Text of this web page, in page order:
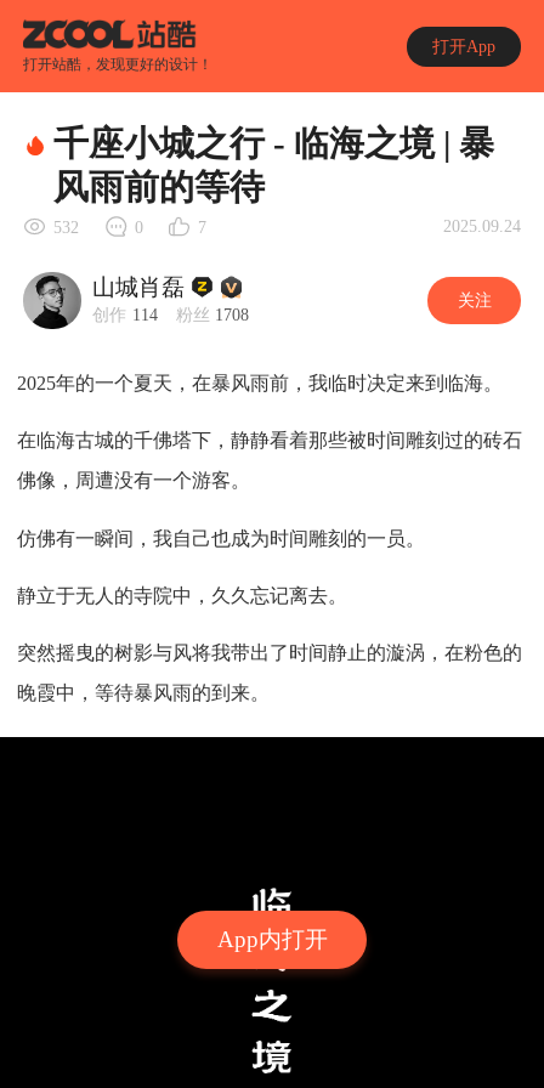
打开站酷，发现更好的设计！
打开App
App内打开
千座小城之行 - 临海之境 | 暴
风雨前的等待
532 0 7 2025.09.24
山城肖磊
创作 114 粉丝 1708
关注
2025年的一个夏天，在暴风雨前，我临时决定来到临海。
在临海古城的千佛塔下，静静看着那些被时间雕刻过的砖石
佛像，周遭没有一个游客。
仿佛有一瞬间，我自己也成为时间雕刻的一员。
静立于无人的寺院中，久久忘记离去。
突然摇曳的树影与风将我带出了时间静止的漩涡，在粉色的
晚霞中，等待暴风雨的到来。